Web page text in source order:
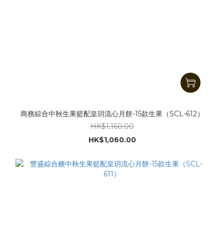
商務綜合中秋生果籃配皇玥流心月餅-15款生果（SCL-612）
HK$1,160.00
HK$1,060.00